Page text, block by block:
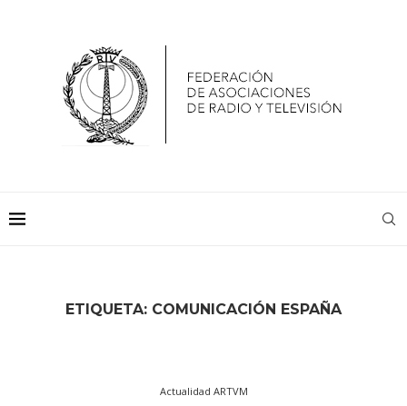
ETIQUETA: COMUNICACIÓN ESPAÑA
Actualidad ARTVM